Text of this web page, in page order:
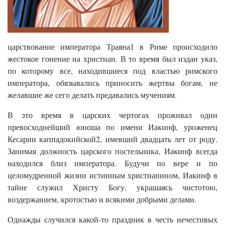
царствование императора Траяна1 в Риме происходило
жестокое гонение на христиан. В то время был издан указ,
по которому все, находившиеся под властью римского
императора, обязывались приносить жертвы богам, не
желавшие же сего делать предавались мучениям.
В это время в царских чертогах проживал один
превосходнейший юноша по имени Иакинф, уроженец
Кесарии каппадокийской2, имевший двадцать лет от роду.
Занимая должность царского постельника, Иакинф всегда
находился близ императора. Будучи по вере и по
целомудренной жизни истинным христианином, Иакинф в
тайне служил Христу Богу, украшаясь чистотою,
воздержанием, кротостью и всякими добрыми делами.
Однажды случился какой-то праздник в честь нечестивых